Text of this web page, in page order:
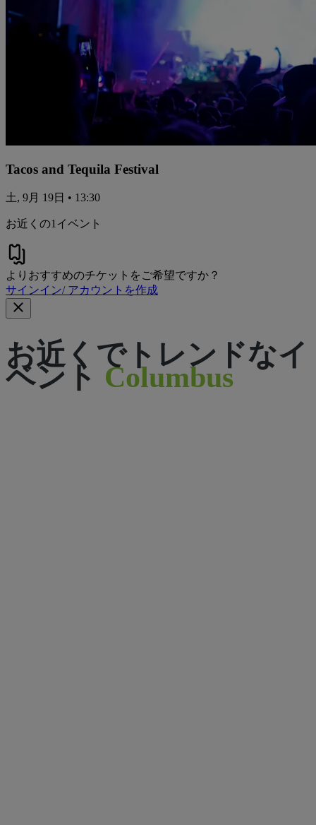
Tacos and Tequila Festival
土, 9月 19日 • 13:30
お近くの1イベント
よりおすすめのチケットをご希望ですか？
サインイン/ アカウントを作成
お近くでトレンドなイ
ベント Columbus